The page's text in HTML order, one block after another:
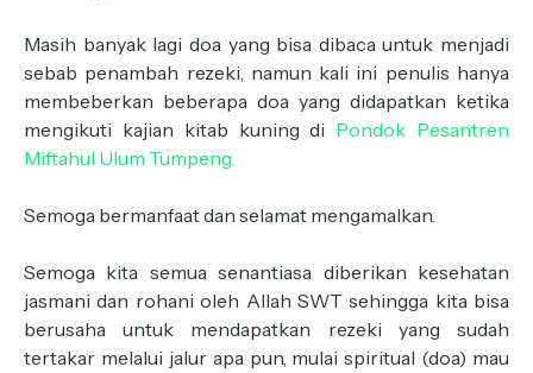
Masih banyak lagi doa yang bisa dibaca untuk menjadi
sebab penambah rezeki, namun kali ini penulis hanya
membeberkan beberapa doa yang didapatkan ketika
mengikuti kajian kitab kuning di Pondok Pesantren
Miftahul Ulum Tumpeng.
Semoga bermanfaat dan selamat mengamalkan.
Semoga kita semua senantiasa diberikan kesehatan
jasmani dan rohani oleh Allah SWT sehingga kita bisa
berusaha untuk mendapatkan rezeki yang sudah
tertakar melalui jalur apa pun, mulai spiritual (doa) mau